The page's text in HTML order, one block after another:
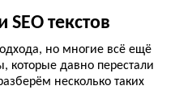
текстов
но многие всё ещё
которые давно перестали
несколько таких